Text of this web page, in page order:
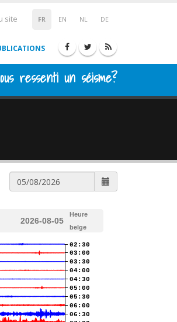
FR EN NL DE
site
ressenti un séisme?
2026-08-05
Heure
belge
02:30
03:00
03:30
04:00
04:30
05:00
05:30
06:00
06:30